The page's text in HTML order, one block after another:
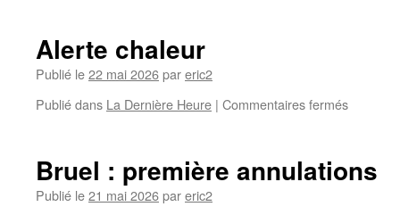
Alerte chaleur
Publié le22 mai 2026pareric2
Publié dans La Dernière Heure | Commentaires fermés
Bruel : première annulations
Publié le21 mai 2026pareric2